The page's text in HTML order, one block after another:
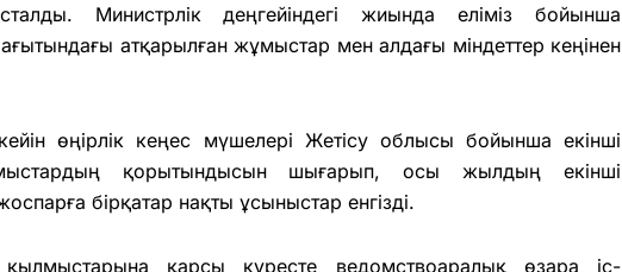
Министрлік деңгейіндегі жиында еліміз бойынша
атқарылған жұмыстар мен алдағы міндеттер кеңінен
өңірлік кеңес мүшелері Жетісу облысы бойынша екінші
қорытындысын шығарып, осы жылдың екінші
бірқатар нақты ұсыныстар енгізді.
қарсы күресте ведомствоаралық өзара іс-